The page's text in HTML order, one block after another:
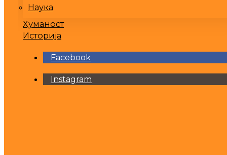
Наука
Хуманост
Историја
Facebook
Instagram